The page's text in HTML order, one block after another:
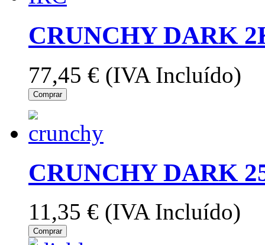
CRUNCHY DARK
77,45 € (IVA Incluído)
Comprar
CRUNCHY DARK
11,35 € (IVA Incluído)
Comprar